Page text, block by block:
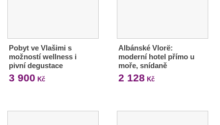
Pobyt ve Vlašimi s
možností wellness i
pivní degustace
3 900 Kč
Albánské Vlorë:
moderní hotel přímo u
moře, snídaně
2 128 Kč